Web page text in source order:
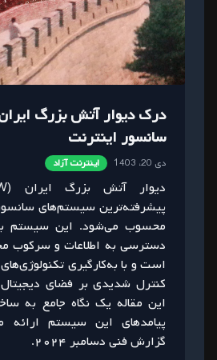
درک دیوار آتش بزرگ
سانسور اینترنت
اینترنت آزاد دی 20، 1403
پیشرفته‌ترین سیستم‌های
محسوب می‌شود. این سیستم
دسترسی به اطلاعات و سرکوب
است و با به‌کارگیری
کنترل شدیدی بر فضای دیجیتال
این مقاله یک نگاه جامع به
پیامدهای این سیستم ارائه
گزارش فنی دسامبر ۲۰۲۴.